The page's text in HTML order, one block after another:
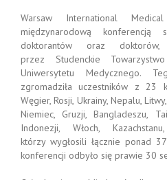
Warsaw International
międzynarodową konferencją
doktorantów oraz
przez Studenckie
Uniwersytetu Medycznego.
zgromadziła uczestników z 23
Węgier, Rosji, Ukrainy, Nepalu,
Niemiec, Gruzji, Bangladeszu,
Indonezji, Włoch,
którzy wygłosili łącznie ponad
konferencji odbyło się prawie 30